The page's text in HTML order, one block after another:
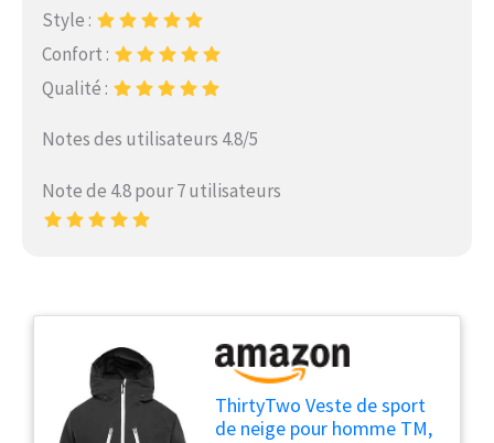
Style :
Confort :
Qualité :
Notes des utilisateurs 4.8/5
Note de 4.8 pour 7 utilisateurs
ThirtyTwo Veste de sport
de neige pour homme TM,